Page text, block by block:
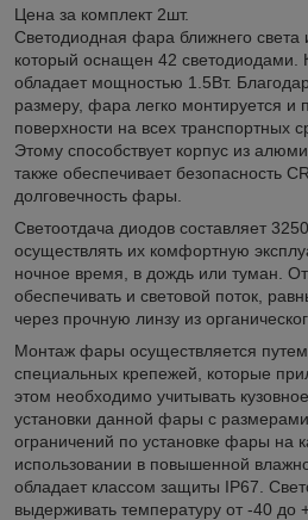
Цена за комплект 2шт.
Светодиодная фара ближнего света
который оснащен 42 светодиодами.
обладает мощностью 1.5Вт.
размеру, фара легко монтируется и
поверхности на всех транспортных
Этому способствует корпус из
также обеспечивает безопасность
долговечность фары.
Светоотдача диодов составляет
осуществлять их комфортную
ночное время, в дождь или туман.
обеспечивать и световой поток,
через прочную линзу из
Монтаж фары осуществляется
специальных крепежей, которые
этом необходимо учитывать
установки данной фары с
ограничений по установке фары на
использовании в повышенной
обладает классом защиты IP67.
выдерживать температуру от -40 до